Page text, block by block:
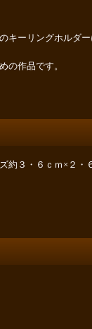
キーリングホルダー
の作品です。
約３・６ｃｍ×２・